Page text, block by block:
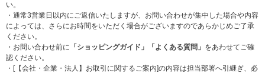
い。
・通常3営業日以内にご返信いたしますが、お問い合わせが集中した場合や内容
によっては、さらにお時間をいただく場合がございますのであらかじめご了承
ください。
・お問い合わせ前に 「ショッピングガイド」 「よくある質問」 をあわせてご確
認ください。
・[【会社・企業・法人】お取引に関するご案内]の内容は担当部署へ引継ぎ、必